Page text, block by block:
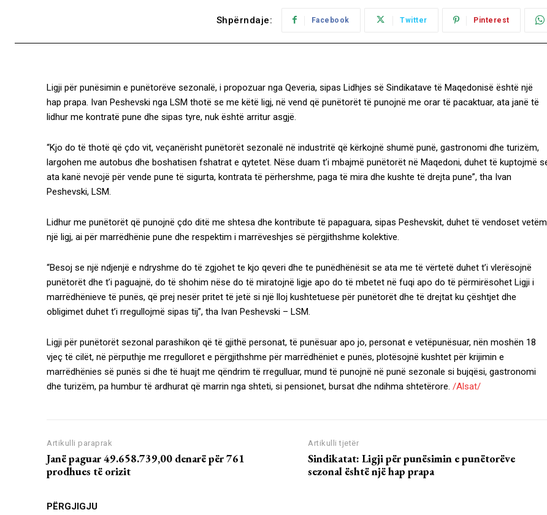
Shpërndaje: Facebook Twitter Pinterest
Ligji për punësimin e punëtorëve sezonalë, i propozuar nga Qeveria, sipas Lidhjes së Sindikatave të Maqedonisë është një
hap prapa. Ivan Peshevski nga LSM thotë se me këtë ligj, në vend që punëtorët të punojnë me orar të pacaktuar, ata janë të
lidhur me kontratë pune dhe sipas tyre, nuk është arritur asgjë.
“Kjo do të thotë që çdo vit, veçanërisht punëtorët sezonalë në industritë që kërkojnë shumë punë, gastronomi dhe turizëm,
largohen me autobus dhe boshatisen fshatrat e qytetet. Nëse duam t’i mbajmë punëtorët në Maqedoni, duhet të kuptojmë
ata kanë nevojë për vende pune të sigurta, kontrata të përhershme, paga të mira dhe kushte të drejta pune”, tha Ivan
Peshevski, LSM.
Lidhur me punëtorët që punojnë çdo ditë me shtesa dhe kontribute të papaguara, sipas Peshevskit, duhet të vendoset vetëm
një ligj, ai për marrëdhënie pune dhe respektim i marrëveshjes së përgjithshme kolektive.
“Besoj se një ndjenjë e ndryshme do të zgjohet te kjo qeveri dhe te punëdhënësit se ata me të vërtetë duhet t’i vlerësojnë
punëtorët dhe t’i paguajnë, do të shohim nëse do të miratojnë ligje apo do të mbetet në fuqi apo do të përmirësohet Ligji i
marrëdhënieve të punës, që prej nesër pritet të jetë si një lloj kushtetuese për punëtorët dhe të drejtat ku çështjet dhe
obligimet duhet t’i rregullojmë sipas tij”, tha Ivan Peshevski – LSM.
Ligji për punëtorët sezonal parashikon që të gjithë personat, të punësuar apo jo, personat e vetëpunësuar, nën moshën 18
vjeç të cilët, në përputhje me rregulloret e përgjithshme për marrëdhëniet e punës, plotësojnë kushtet për krijimin e
marrëdhënies së punës si dhe të huajt me qëndrim të rregulluar, mund të punojnë në punë sezonale si bujqësi, gastronomi
dhe turizëm, pa humbur të ardhurat që marrin nga shteti, si pensionet, bursat dhe ndihma shtetërore. /Alsat/
Artikulli paraprak
Janë paguar 49.658.739,00 denarë për 761
prodhues të orizit
Artikulli tjetër
Sindikatat: Ligji për punësimin e punëtorëve
sezonal është një hap prapa
PËRGJIGJU